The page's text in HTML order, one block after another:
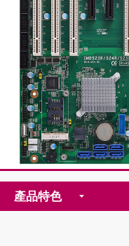
產品特色